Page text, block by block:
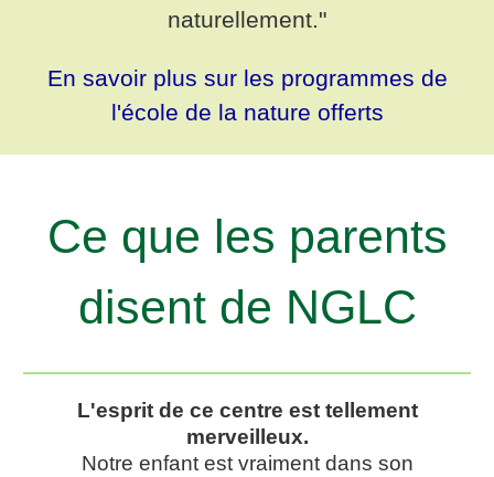
naturellement."
En savoir plus sur les programmes de
l'école de la nature offerts
Ce que les parents
disent de NGLC
L'esprit de ce centre est tellement
merveilleux.
Notre enfant est vraiment dans son